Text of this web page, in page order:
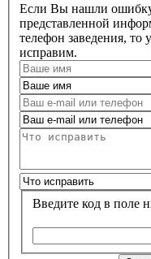
Если Вы нашли
представленной
телефон заведения,
исправим.
Введите код в поле